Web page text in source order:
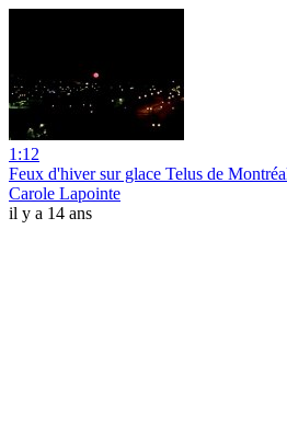
1:12
Feux d'hiver sur glace Telus de
Carole Lapointe
il y a 14 ans